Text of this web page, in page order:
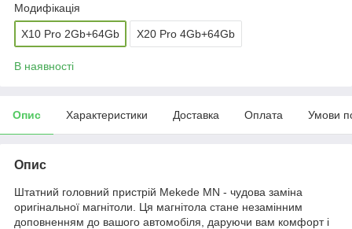
Модифікація
X10 Pro 2Gb+64Gb X20 Pro 4Gb+64Gb
В наявності
Опис Характеристики Доставка Оплата Умови
Опис
Штатний головний пристрій Mekede MN - чудова заміна
оригінальної магнітоли. Ця магнітола стане незамінним
доповненням до вашого автомобіля, даруючи вам комфорт і